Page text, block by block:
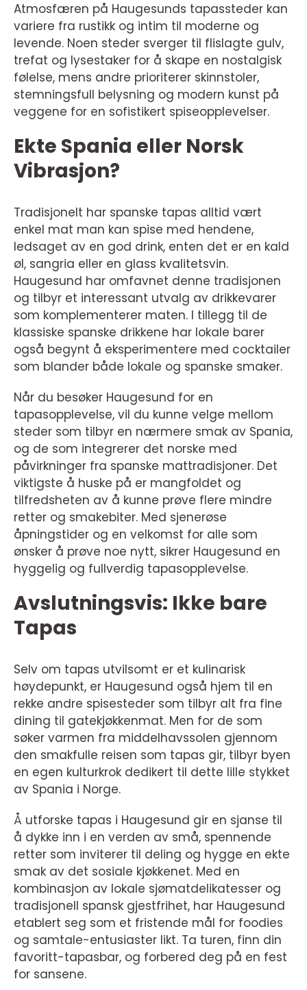
Atmosfæren på Haugesunds tapassteder kan
variere fra rustikk og intim til moderne og
levende. Noen steder sverger til flislagte gulv,
trefat og lysestaker for å skape en nostalgisk
følelse, mens andre prioriterer skinnstoler,
stemningsfull belysning og modern kunst på
veggene for en sofistikert spiseopplevelser.
Ekte Spania eller Norsk
Vibrasjon?
Tradisjonelt har spanske tapas alltid vært
enkel mat man kan spise med hendene,
ledsaget av en god drink, enten det er en kald
øl, sangria eller en glass kvalitetsvin.
Haugesund har omfavnet denne tradisjonen
og tilbyr et interessant utvalg av drikkevarer
som komplementerer maten. I tillegg til de
klassiske spanske drikkene har lokale barer
også begynt å eksperimentere med cocktailer
som blander både lokale og spanske smaker.
Når du besøker Haugesund for en
tapasopplevelse, vil du kunne velge mellom
steder som tilbyr en nærmere smak av Spania,
og de som integrerer det norske med
påvirkninger fra spanske mattradisjoner. Det
viktigste å huske på er mangfoldet og
tilfredsheten av å kunne prøve flere mindre
retter og smakebiter. Med sjenerøse
åpningstider og en velkomst for alle som
ønsker å prøve noe nytt, sikrer Haugesund en
hyggelig og fullverdig tapasopplevelse.
Avslutningsvis: Ikke bare
Tapas
Selv om tapas utvilsomt er et kulinarisk
høydepunkt, er Haugesund også hjem til en
rekke andre spisesteder som tilbyr alt fra fine
dining til gatekjøkkenmat. Men for de som
søker varmen fra middelhavssolen gjennom
den smakfulle reisen som tapas gir, tilbyr byen
en egen kulturkrok dedikert til dette lille stykket
av Spania i Norge.
Å utforske tapas i Haugesund gir en sjanse til
å dykke inn i en verden av små, spennende
retter som inviterer til deling og hygge en ekte
smak av det sosiale kjøkkenet. Med en
kombinasjon av lokale sjømatdelikatesser og
tradisjonell spansk gjestfrihet, har Haugesund
etablert seg som et fristende mål for foodies
og samtale-entusiaster likt. Ta turen, finn din
favoritt-tapasbar, og forbered deg på en fest
for sansene.